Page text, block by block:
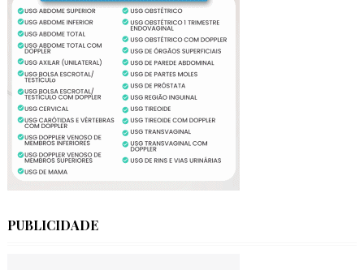
PUBLICIDADE